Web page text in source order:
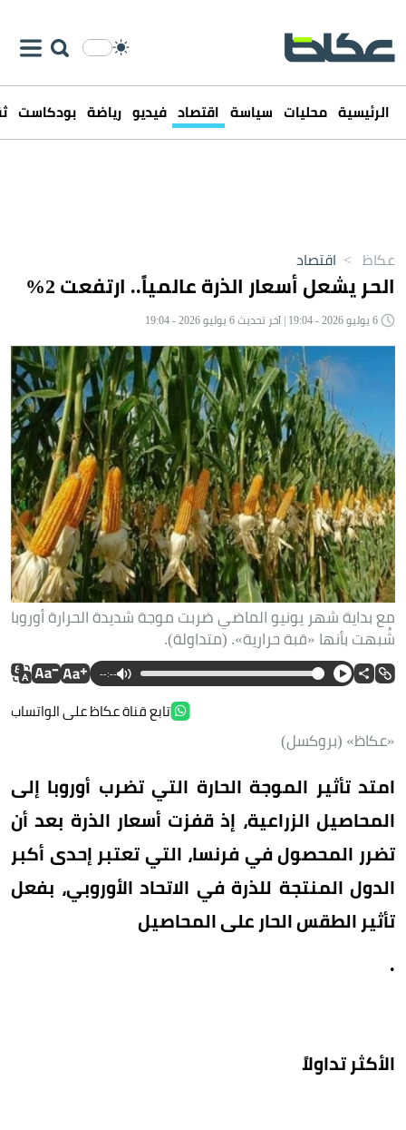
الرئيسية محليات سياسة اقتصاد فيديو رياضة بودكاست
عكاظ > اقتصاد
الحر يشعل أسعار الذرة عالمياً.. ارتفعت 2%
مع بداية شهر يونيو الماضي ضربت موجة شديدة الحرارة أوروبا
شُبهت بأنها «قبة حرارية». (متداولة).
--:--
تابع قناة عكاظ على الواتساب
«عكاظ» (بروكسل)
امتد تأثير الموجة الحارة التي تضرب أوروبا إلى
المحاصيل الزراعية، إذ قفزت أسعار الذرة بعد أن
تضرر المحصول في فرنسا، التي تعتبر إحدى أكبر
الدول المنتجة للذرة في الاتحاد الأوروبي، بفعل
تأثير الطقس الحار على المحاصيل
.
الأكثر تداولاً